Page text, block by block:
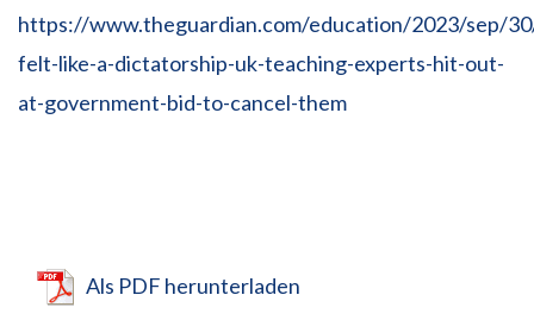
https://www.theguardian.com/education/2023/sep/
felt-like-a-dictatorship-uk-teaching-experts-hit-out-
at-government-bid-to-cancel-them
Als PDF herunterladen